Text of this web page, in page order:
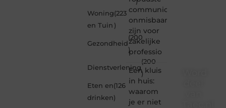
Woning
en Tuin
(223
)
Gezondheid
(200
)
Dienstverlening
(200
)
Eten en
drinken
(126
)
communicatiemiddelen
onmisbaar
zijn voor
zakelijke
professio
Een kluis
in huis:
waarom
je er niet